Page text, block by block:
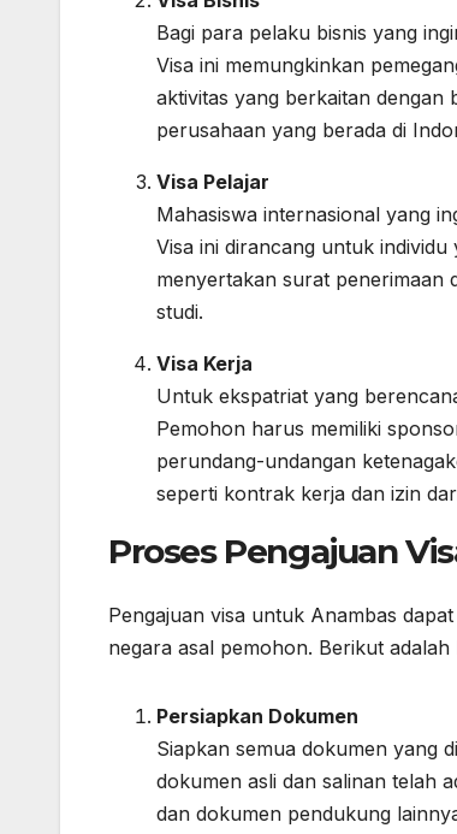
Bagi para pelaku bisnis yang
Visa ini memungkinkan
aktivitas yang berkaitan dengan
perusahaan yang berada di
Visa Pelajar
Mahasiswa internasional yang
Visa ini dirancang untuk
menyertakan surat penerimaan
studi.
Visa Kerja
Untuk ekspatriat yang
Pemohon harus memiliki
perundang-undangan
seperti kontrak kerja dan izin
Proses Pengajuan
Pengajuan visa untuk Anambas
negara asal pemohon. Berikut
Persiapkan Dokumen
Siapkan semua dokumen yang
dokumen asli dan salinan telah
dan dokumen pendukung